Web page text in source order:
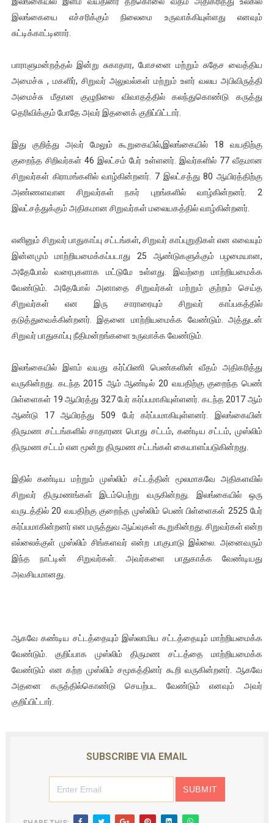
இளையராஜா – கமல் அவசர சந்திப்பு (படங்கள், விடியோ)
32 CM விநோத கன்றுக்குட்டி! (வீடியோ)
வலிமை தான் அஜித் திரைப்பயணத்திலே அதிக காலெக்ஷன் செய்த
இலங்கையை எச்சரிக்கும் நிலைமை உருவாக்கியுள்ளது எனவும்
சுட்டிக்காட்டினார்.
பாராளுமன்றத்தல் இன்று சுகாதார, போசனை மற்றும் சுதேச வைத்திய
அமைச்சு , மகளிர், சிறுவர் அலுவல்கள் மற்றும் உளர் வலய அபிவிருத்தி
அமைச்சு மீதான குழுநிலை விவாதத்தில் கலந்துகொண்டு கருத்து
தெரிவிக்கும் போதே அவர் இதனைக் குறிப்பிட்டார்.
இது குறித்து அவர் மேலும் கூறுகையில்,இலங்கையில் 18 வயதிற்கு
குறைந்த சிறிவர்கள் 46 இலட்சம் பேர் உள்ளனர். இவர்களில் 77 வீதமான
சிறுவர்கள் கிராமங்களில் வாழ்கின்றனர். 7 இலட்சத்து 80 ஆயிரத்திற்கு
அண்ணளவான சிறுவர்கள் நகர் புறங்களில் வாழ்கின்றனர். 2
இலட்சத்துக்கும் அதிகமான சிறுவர்கள் மலையகத்தில் வாழ்கின்றனர்.
எனினும் சிறுவர் பாதுகாப்பு சட்டங்கள், சிறுவர் காப்புறுதிகள் என எவையும்
இன்னமும் மாற்றியமைக்கப்படாது 25 ஆண்டுகளுக்கும் பழமையான,
அதேபோல் வரைபுகளாக மட்டுமே உள்ளது. இவற்றை மாற்றியமைக்க
வேண்டும். அதேபோல் அனாதை சிறுவர்கள் மற்றும் குற்றம் செய்த
சிறுவர்கள் என இரு சாராரையும் சிறுவர் காப்பகத்தில்
தடுத்துவைக்கின்றனர். இதனை மாற்றியமைக்க வேண்டும். அத்துடன்
சிறுவர் பாதுகாப்பு நீதிமன்றங்களை உருவாக்க வேண்டும்.
இலங்கையில் இளம் வயது கர்ப்பிணி பெண்களின் வீதம் அதிகரித்து
வருகின்றது. கடந்த 2015 ஆம் ஆண்டில் 20 வயதிற்கு குறைந்த பெண்
பிள்ளைகள் 19 ஆயிரத்து 327 பேர் கர்ப்பமாகியுள்ளனர். கடந்த 2017 ஆம்
ஆண்டு 17 ஆயிரத்து 509 பேர் கர்ப்பமாகியுள்ளனர். இலங்கையின்
திருமண சட்டங்களில் சாதாரண பொது சட்டம், கண்டிய சட்டம், முஸ்லிம்
திருமண சட்டம் என மூன்று திருமண சட்டங்கள் கையாளப்படுகின்றது.
இதில் கண்டிய மற்றும் முஸ்லிம் சட்டத்தின் மூலமாகவே அதிகளவில்
சிறுவர் திருமணங்கள் இடம்பெற்று வருகின்றது. இலங்கையில் ஒரு
வருடத்தில் 20 வயதிற்கு குறைந்த முஸ்லிம் பெண் பிள்ளைகள் 2525 பேர்
கர்ப்பமாகின்றனர் என மருத்துவ ஆய்வுகள் கூறுகின்றது. சிறுவர்கள் என்ற
எல்லைக்குள் முஸ்லிம் சிங்களவர் என்ற பாகுபாடு இல்லை. அனைவரும்
இந்த நாட்டின் சிறுவர்கள். அவர்களை பாதுகாக்க வேண்டியது
அவசியமானது.
ஆகவே கண்டிய சட்டத்தையும் இஸ்லாமிய சட்டத்தையும் மாற்றியமைக்க
வேண்டும். குறிப்பாக முஸ்லிம் திருமண சட்டத்தை மாற்றியமைக்க
வேண்டும் என கற்ற முஸ்லிம் சமூகத்தினர் கூறி வருகின்றனர். ஆகவே
அதனை கருத்தில்கொண்டு செயற்பட வேண்டும் எனவும் அவர்
குறிப்பிட்டார்.
SUBSCRIBE VIA EMAIL